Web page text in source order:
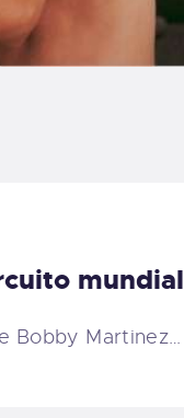
mundial
Bobby Martinez…